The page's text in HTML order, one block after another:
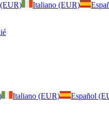
Italiano (EUR)
Italiano (EUR) Español